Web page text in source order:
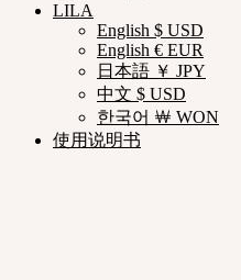
LILA
English $ USD
English € EUR
日本語 ￥ JPY
中文 $ USD
한국어 ￦ WON
使用说明书